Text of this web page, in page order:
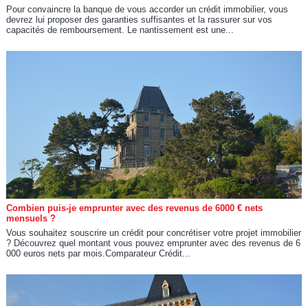
Pour convaincre la banque de vous accorder un crédit immobilier, vous
devrez lui proposer des garanties suffisantes et la rassurer sur vos
capacités de remboursement. Le nantissement est une...
Combien puis-je emprunter avec des revenus de 6000 € nets
mensuels ?
Vous souhaitez souscrire un crédit pour concrétiser votre projet immobilier
? Découvrez quel montant vous pouvez emprunter avec des revenus de 6
000 euros nets par mois.Comparateur Crédit...